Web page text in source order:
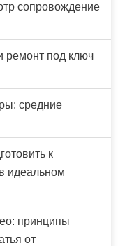
сопровождение
ремонт под ключ
средние
к
идеальном
принципы
от